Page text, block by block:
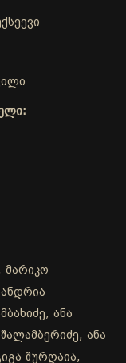
მარიკო
ანა
ანა
შურღაია,